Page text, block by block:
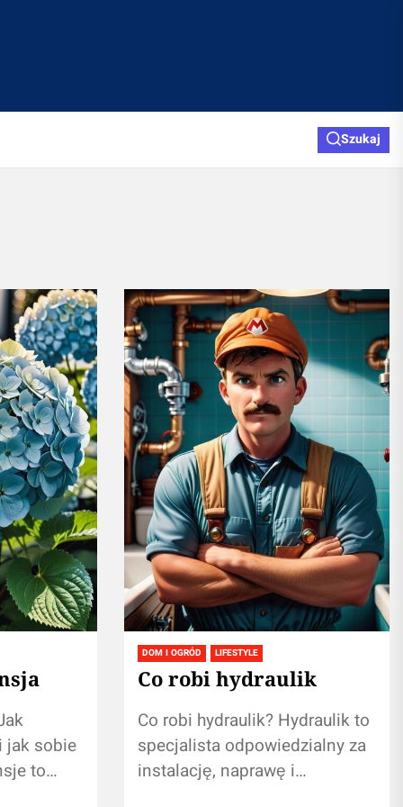
Szukaj
jak sobie
to
DOM I OGRÓD LIFESTYLE
Co robi hydraulik
Co robi hydraulik? Hydraulik to
specjalista odpowiedzialny za
instalację, naprawę i